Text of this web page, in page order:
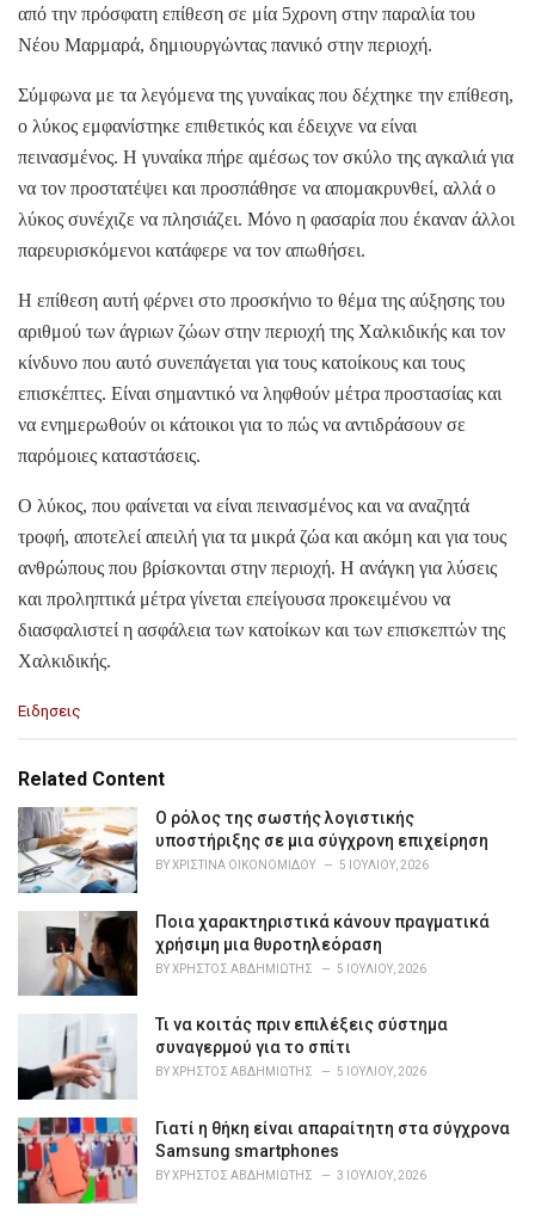
από την πρόσφατη επίθεση σε μία 5χρονη στην παραλία του
Νέου Μαρμαρά, δημιουργώντας πανικό στην περιοχή.
Σύμφωνα με τα λεγόμενα της γυναίκας που δέχτηκε την επίθεση,
ο λύκος εμφανίστηκε επιθετικός και έδειχνε να είναι
πεινασμένος. Η γυναίκα πήρε αμέσως τον σκύλο της αγκαλιά για
να τον προστατέψει και προσπάθησε να απομακρυνθεί, αλλά ο
λύκος συνέχιζε να πλησιάζει. Μόνο η φασαρία που έκαναν άλλοι
παρευρισκόμενοι κατάφερε να τον απωθήσει.
Η επίθεση αυτή φέρνει στο προσκήνιο το θέμα της αύξησης του
αριθμού των άγριων ζώων στην περιοχή της Χαλκιδικής και τον
κίνδυνο που αυτό συνεπάγεται για τους κατοίκους και τους
επισκέπτες. Είναι σημαντικό να ληφθούν μέτρα προστασίας και
να ενημερωθούν οι κάτοικοι για το πώς να αντιδράσουν σε
παρόμοιες καταστάσεις.
Ο λύκος, που φαίνεται να είναι πεινασμένος και να αναζητά
τροφή, αποτελεί απειλή για τα μικρά ζώα και ακόμη και για τους
ανθρώπους που βρίσκονται στην περιοχή. Η ανάγκη για λύσεις
και προληπτικά μέτρα γίνεται επείγουσα προκειμένου να
διασφαλιστεί η ασφάλεια των κατοίκων και των επισκεπτών της
Χαλκιδικής.
C
e
o
r
i
e
Ειδησεις
Related Content
Ο ρόλος της σωστής λογιστικής
υποστήριξης σε μια σύγχρονη επιχείρηση
BYΧΡΙΣΤΊΝΑ ΟΙΚΟΝΟΜΊΔΟΥ 5 ΙΟΥΛΊΟΥ, 2026
Ποια χαρακτηριστικά κάνουν πραγματικά
χρήσιμη μια θυροτηλεόραση
BYΧΡΉΣΤΟΣ ΑΒΔΗΜΙΏΤΗΣ 5 ΙΟΥΛΊΟΥ, 2026
Τι να κοιτάς πριν επιλέξεις σύστημα
συναγερμού για το σπίτι
BYΧΡΉΣΤΟΣ ΑΒΔΗΜΙΏΤΗΣ 5 ΙΟΥΛΊΟΥ, 2026
Γιατί η θήκη είναι απαραίτητη στα σύγχρονα
Samsung smartphones
BYΧΡΉΣΤΟΣ ΑΒΔΗΜΙΏΤΗΣ 3 ΙΟΥΛΊΟΥ, 2026